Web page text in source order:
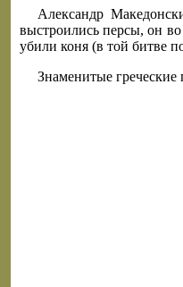
Александр
выстроились персы, он во
убили коня (в той битве
Знаменитые